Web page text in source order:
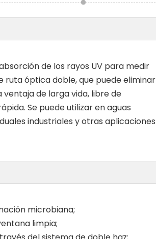
de los rayos UV para medir
ruta óptica doble, que puede eliminar
de larga vida, libre de
Se puede utilizar en aguas
industriales y otras aplicaciones
microbiana;
limpia;